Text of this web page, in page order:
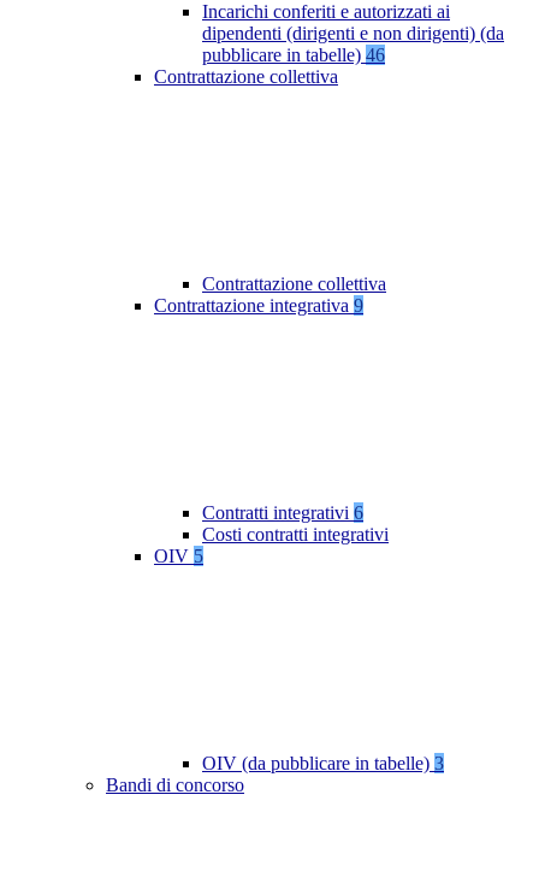
Incarichi conferiti e autorizzati ai
dipendenti (dirigenti e non dirigenti) (da
pubblicare in tabelle) 46
Contrattazione collettiva
Contrattazione collettiva
Contrattazione integrativa 9
Contratti integrativi 6
Costi contratti integrativi
OIV 5
OIV (da pubblicare in tabelle) 3
Bandi di concorso